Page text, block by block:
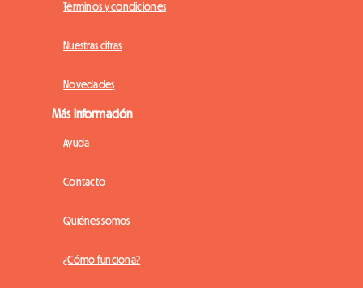
Términos y condiciones
Nuestras cifras
Novedades
Más información
Ayuda
Contacto
Quiénes somos
¿Cómo funciona?